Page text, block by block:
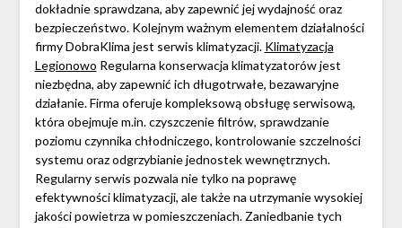
dokładnie sprawdzana, aby zapewnić jej wydajność oraz
bezpieczeństwo. Kolejnym ważnym elementem działalności
firmy DobraKlima jest serwis klimatyzacji. Klimatyzacja
Legionowo Regularna konserwacja klimatyzatorów jest
niezbędna, aby zapewnić ich długotrwałe, bezawaryjne
działanie. Firma oferuje kompleksową obsługę serwisową,
która obejmuje m.in. czyszczenie filtrów, sprawdzanie
poziomu czynnika chłodniczego, kontrolowanie szczelności
systemu oraz odgrzybianie jednostek wewnętrznych.
Regularny serwis pozwala nie tylko na poprawę
efektywności klimatyzacji, ale także na utrzymanie wysokiej
jakości powietrza w pomieszczeniach. Zaniedbanie tych